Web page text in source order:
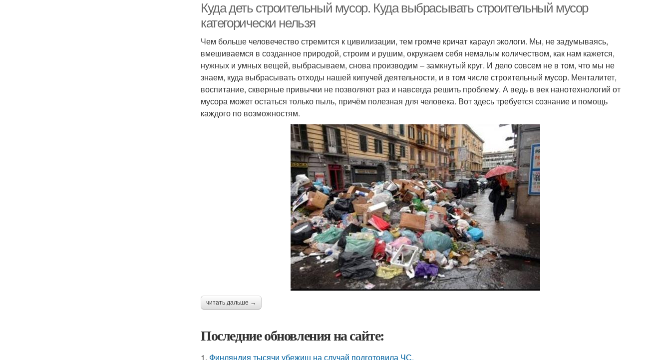
Куда деть строительный мусор. Куда выбрасывать строительный мусор
категорически нельзя
Чем больше человечество стремится к цивилизации, тем громче кричат караул экологи. Мы, не задумываясь,
вмешиваемся в созданное природой, строим и рушим, окружаем себя немалым количеством, как нам кажется,
нужных и умных вещей, выбрасываем, снова производим – замкнутый круг. И дело совсем не в том, что мы не
знаем, куда выбрасывать отходы нашей кипучей деятельности, и в том числе строительный мусор. Менталитет,
воспитание, скверные привычки не позволяют раз и навсегда решить проблему. А ведь в век нанотехнологий от
мусора может остаться только пыль, причём полезная для человека. Вот здесь требуется сознание и помощь
каждого по возможностям.
читать дальше →
Последние обновления на сайте:
1. Финляндия тысячи убежищ на случай подготовила ЧС.